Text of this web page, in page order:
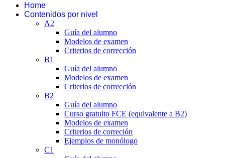
Home
Contenidos por nivel
A2
Guía del alumno
Modelos de examen
Criterios de corrección
B1
Guía del alumno
Modelos de examen
Criterios de corrección
B2
Guía del alumno
Curso gratuito FCE (equivalente a B2)
Modelos de examen
Criterios de correción
Ejemplos de monólogo
C1